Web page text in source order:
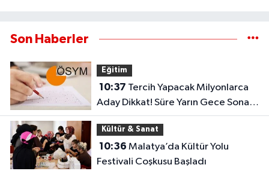
Son Haberler
Eğitim
10:37
Aday Dikkat! Süre Yarın Gece Sona
Eriyor
Kültür & Sanat
10:36
Festivali Coşkusu Başladı